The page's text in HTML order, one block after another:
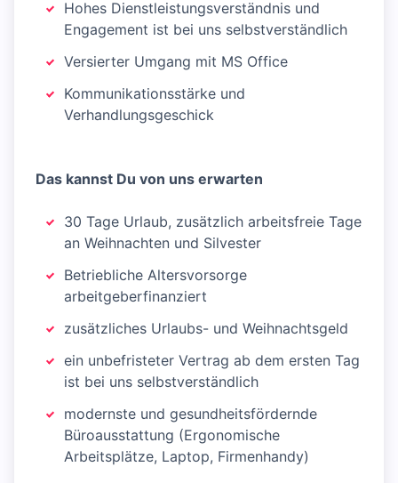
Hohes Dienstleistungsverständnis und
Engagement ist bei uns selbstverständlich
Versierter Umgang mit MS Office
Kommunikationsstärke und
Verhandlungsgeschick
Das kannst Du von uns erwarten
30 Tage Urlaub, zusätzlich arbeitsfreie Tage
an Weihnachten und Silvester
Betriebliche Altersvorsorge
arbeitgeberfinanziert
zusätzliches Urlaubs- und Weihnachtsgeld
ein unbefristeter Vertrag ab dem ersten Tag
ist bei uns selbstverständlich
modernste und gesundheitsfördernde
Büroausstattung (Ergonomische
Arbeitsplätze, Laptop, Firmenhandy)